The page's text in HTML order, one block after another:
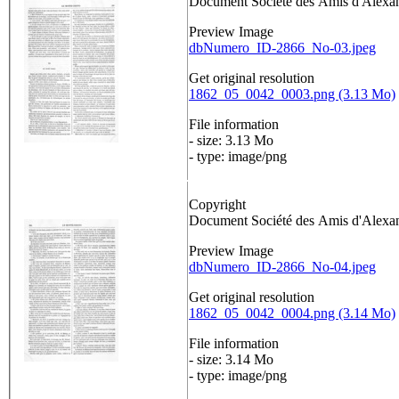
Preview Image
dbNumero_ID-2866_No-03.jpeg
Get original resolution
1862_05_0042_0003.png (3.13 Mo)
File information
- size: 3.13 Mo
- type: image/png
Copyright
Document Société des Amis
Preview Image
dbNumero_ID-2866_No-04.jpeg
Get original resolution
1862_05_0042_0004.png (3.14 Mo)
File information
- size: 3.14 Mo
- type: image/png